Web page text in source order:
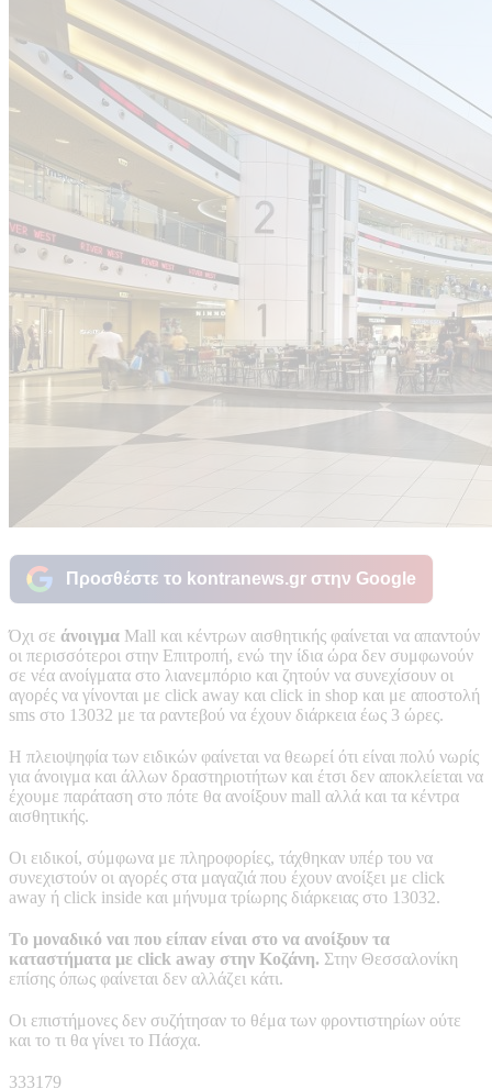
Προσθέστε το kontranews.gr στην Google
Όχι σε άνοιγμα Mall και κέντρων αισθητικής φαίνεται να απαντούν
οι περισσότεροι στην Επιτροπή, ενώ την ίδια ώρα δεν συμφωνούν
σε νέα ανοίγματα στο λιανεμπόριο και ζητούν να συνεχίσουν οι
αγορές να γίνονται με click away και click in shop και με αποστολή
sms στο 13032 με τα ραντεβού να έχουν διάρκεια έως 3 ώρες.
Η πλειοψηφία των ειδικών φαίνεται να θεωρεί ότι είναι πολύ νωρίς
για άνοιγμα και άλλων δραστηριοτήτων και έτσι δεν αποκλείεται να
έχουμε παράταση στο πότε θα ανοίξουν mall αλλά και τα κέντρα
αισθητικής.
Οι ειδικοί, σύμφωνα με πληροφορίες, τάχθηκαν υπέρ του να
συνεχιστούν οι αγορές στα μαγαζιά που έχουν ανοίξει με click
away ή click inside και μήνυμα τρίωρης διάρκειας στο 13032.
Το μοναδικό ναι που είπαν είναι στο να ανοίξουν τα
καταστήματα με click away στην Κοζάνη. Στην Θεσσαλονίκη
επίσης όπως φαίνεται δεν αλλάζει κάτι.
Οι επιστήμονες δεν συζήτησαν το θέμα των φροντιστηρίων ούτε
και το τι θα γίνει το Πάσχα.